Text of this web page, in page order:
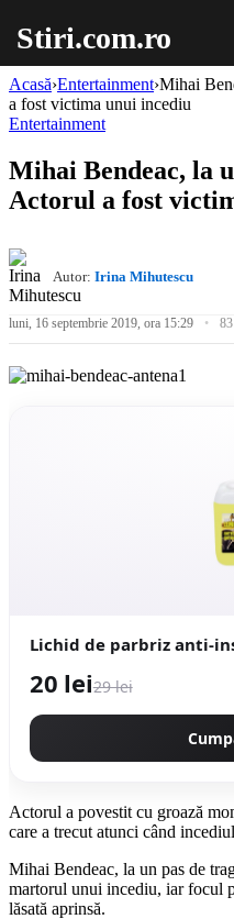
Stiri.com.ro
Acasă›Entertainment›Mihai
a fost victima unui incediu
Entertainment
Mihai Bendeac, la
Actorul a fost
Autor: Irina Mihutescu
luni, 16 septembrie 2019, ora 15:29
Lichid de parbriz anti-
20 lei29 lei
Actorul a povestit cu groază
care a trecut atunci când
Mihai Bendeac, la un pas de
martorul unui incediu, iar focul
lăsată aprinsă.